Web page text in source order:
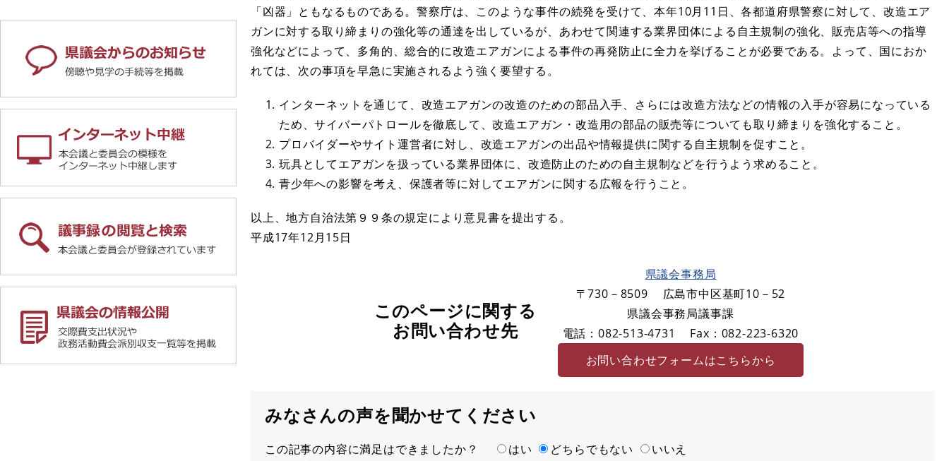
「凶器」ともなるものである。警察庁は、このような事件の続発を受けて、本年10月11日、各都道府県警察に対して、改造エア
ガンに対する取り締まりの強化等の通達を出しているが、あわせて関連する業界団体による自主規制の強化、販売店等への指導
強化などによって、多角的、総合的に改造エアガンによる事件の再発防止に全力を挙げることが必要である。よって、国におか
れては、次の事項を早急に実施されるよう強く要望する。
インターネットを通じて、改造エアガンの改造のための部品入手、さらには改造方法などの情報の入手が容易になっている
ため、サイバーパトロールを徹底して、改造エアガン・改造用の部品の販売等についても取り締まりを強化すること。
プロバイダーやサイト運営者に対し、改造エアガンの出品や情報提供に関する自主規制を促すこと。
玩具としてエアガンを扱っている業界団体に、改造防止のための自主規制などを行うよう求めること。
青少年への影響を考え、保護者等に対してエアガンに関する広報を行うこと。
以上、地方自治法第９９条の規定により意見書を提出する。
平成17年12月15日
このページに関する
お問い合わせ先
県議会事務局
〒730－8509
広島市中区基町10－52
県議会事務局議事課
電話：082-513-4731
Fax：082-223-6320
お問い合わせフォームはこちらから
みなさんの声を聞かせてください
満
この記事の内容に満足はできましたか？ はい どちらでもない
いいえ